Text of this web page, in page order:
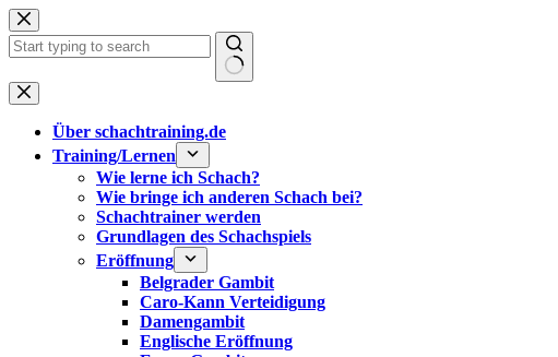
Zum
Inhalt
springen
Keine
Ergebnisse
Über schachtraining.de
Training/Lernen
Wie lerne ich Schach?
Wie bringe ich anderen Schach bei?
Schachtrainer werden
Grundlagen des Schachspiels
Eröffnung
Belgrader Gambit
Caro-Kann Verteidigung
Damengambit
Englische Eröffnung